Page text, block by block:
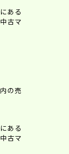
ある
古マ
の売
ある
古マ